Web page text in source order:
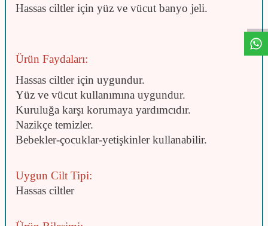
Hassas ciltler için yüz ve vücut banyo jeli.
Ürün Faydaları:
Hassas ciltler için uygundur.
Yüz ve vücut kullanımına uygundur.
Kuruluğa karşı korumaya yardımcıdır.
Nazikçe temizler.
Bebekler-çocuklar-yetişkinler kullanabilir.
Uygun Cilt Tipi:
Hassas ciltler